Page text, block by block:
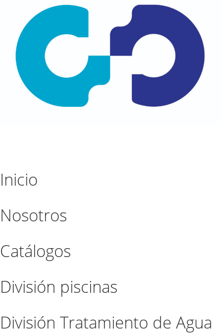
Inicio
Nosotros
Catálogos
División piscinas
División Tratamiento de Agua